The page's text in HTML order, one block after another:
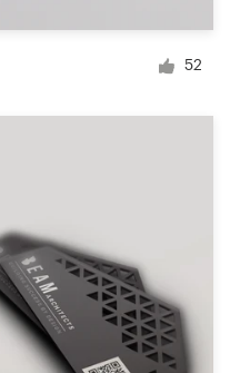
52